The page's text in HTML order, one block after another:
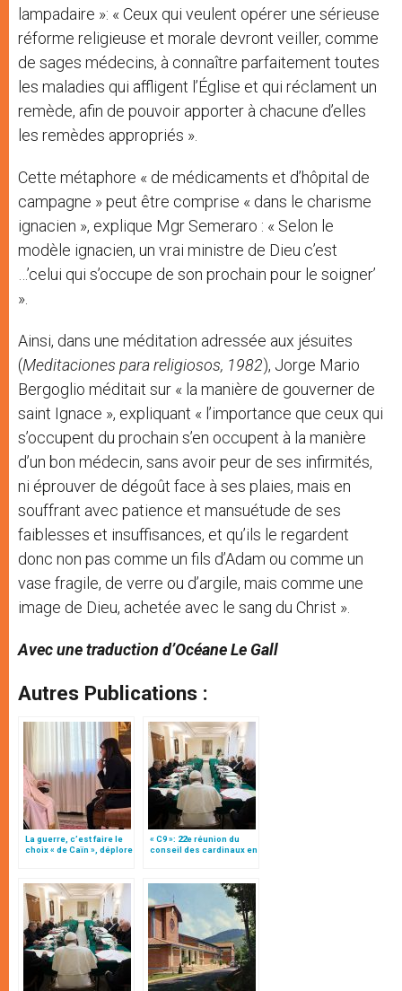
lampadaire »: « Ceux qui veulent opérer une sérieuse
réforme religieuse et morale devront veiller, comme
de sages médecins, à connaître parfaitement toutes
les maladies qui affligent l’Église et qui réclament un
remède, afin de pouvoir apporter à chacune d’elles
les remèdes appropriés ».
Cette métaphore « de médicaments et d’hôpital de
campagne » peut être comprise « dans le charisme
ignacien », explique Mgr Semeraro : « Selon le
modèle ignacien, un vrai ministre de Dieu c’est
…’celui qui s’occupe de son prochain pour le soigner’
».
Ainsi, dans une méditation adressée aux jésuites
(Meditaciones para religiosos, 1982), Jorge Mario
Bergoglio méditait sur « la manière de gouverner de
saint Ignace », expliquant « l’importance que ceux qui
s’occupent du prochain s’en occupent à la manière
d’un bon médecin, sans avoir peur de ses infirmités,
ni éprouver de dégoût face à ses plaies, mais en
souffrant avec patience et mansuétude de ses
faiblesses et insuffisances, et qu’ils le regardent
donc non pas comme un fils d’Adam ou comme un
vase fragile, de verre ou d’argile, mais comme une
image de Dieu, achetée avec le sang du Christ ».
Avec une traduction d’Océane Le Gall
Autres Publications :
La guerre, c’est faire le
choix « de Caïn », déplore
« C9 »: 22e réunion du
conseil des cardinaux en